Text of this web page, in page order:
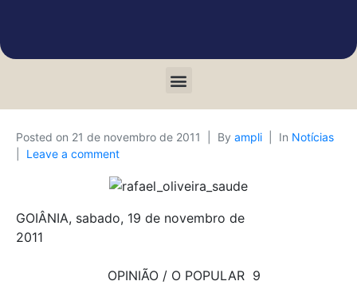
Posted on 21 de novembro de 2011 By ampli In Notícias
Leave a comment
GOIÂNIA, sabado, 19 de novembro de
2011
OPINIÃO / O POPULAR 9